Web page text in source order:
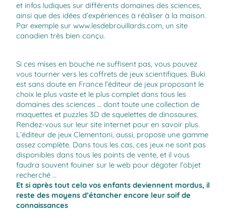
et infos ludiques sur différents domaines des sciences,
ainsi que des idées d’expériences à réaliser à la maison.
Par exemple sur www.lesdebrouillards.com, un site
canadien très bien conçu.
Si ces mises en bouche ne suffisent pas, vous pouvez
vous tourner vers les coffrets de jeux scientifiques. Buki
est sans doute en France l’éditeur de jeux proposant le
choix le plus vaste et le plus complet dans tous les
domaines des sciences … dont toute une collection de
maquettes et puzzles 3D de squelettes de dinosaures.
Rendez-vous sur leur site internet pour en savoir plus.
L’éditeur de jeux Clementoni, aussi, propose une gamme
assez complète. Dans tous les cas, ces jeux ne sont pas
disponibles dans tous les points de vente, et il vous
faudra souvent fouiner sur le web pour dégoter l’objet
recherché …
Et si après tout cela vos enfants deviennent mordus, il
reste des moyens d’étancher encore leur soif de
connaissances